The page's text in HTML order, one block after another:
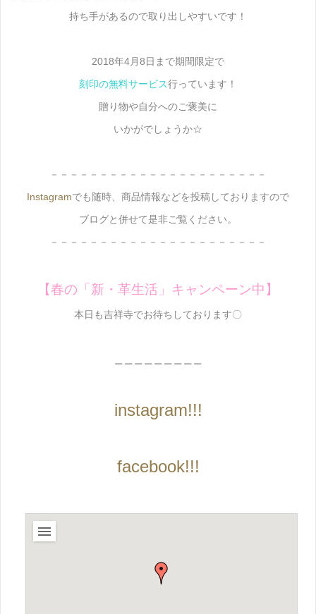
持ち手があるので取り出しやすいです！
2018年4月8日まで期間限定で
刻印の無料サービス行っています！
贈り物や自分へのご褒美に
いかがでしょうか☆
－－－－－－－－－－－－－－－－－－－－－－
Instagramでも随時、商品情報などを投稿しておりますので
ブログと併せて是非ご覧ください。
－－－－－－－－－－－－－－－－－－－－－－
【春の「新・革生活」キャンペーン中】
本日も吉祥寺でお待ちしております〇
instagram!!!
facebook!!!